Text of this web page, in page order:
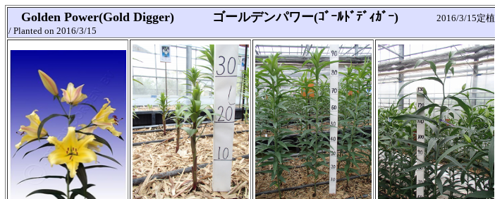
Golden Power(Gold Digger) ゴールデンパワー(ｺﾞｰﾙﾄﾞﾃﾞｨｶﾞｰ)
2016/3/15定植
/ Planted on 2016/3/15